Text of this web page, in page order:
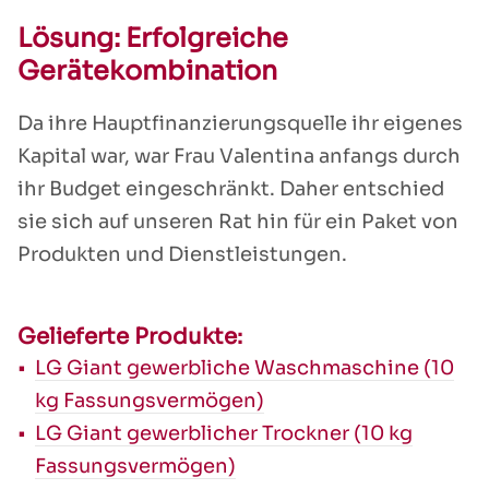
Lösung: Erfolgreiche
Gerätekombination
Da ihre Hauptfinanzierungsquelle ihr eigenes
Kapital war, war Frau Valentina anfangs durch
ihr Budget eingeschränkt. Daher entschied
sie sich auf unseren Rat hin für ein Paket von
Produkten und Dienstleistungen.
Gelieferte Produkte:
LG Giant gewerbliche Waschmaschine (10
kg Fassungsvermögen)
LG Giant gewerblicher Trockner (10 kg
Fassungsvermögen)